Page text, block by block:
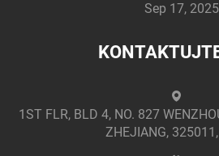
Sep 17, 2025
1ST FLR, BLD 4, NO. 827
ZHEJIANG,